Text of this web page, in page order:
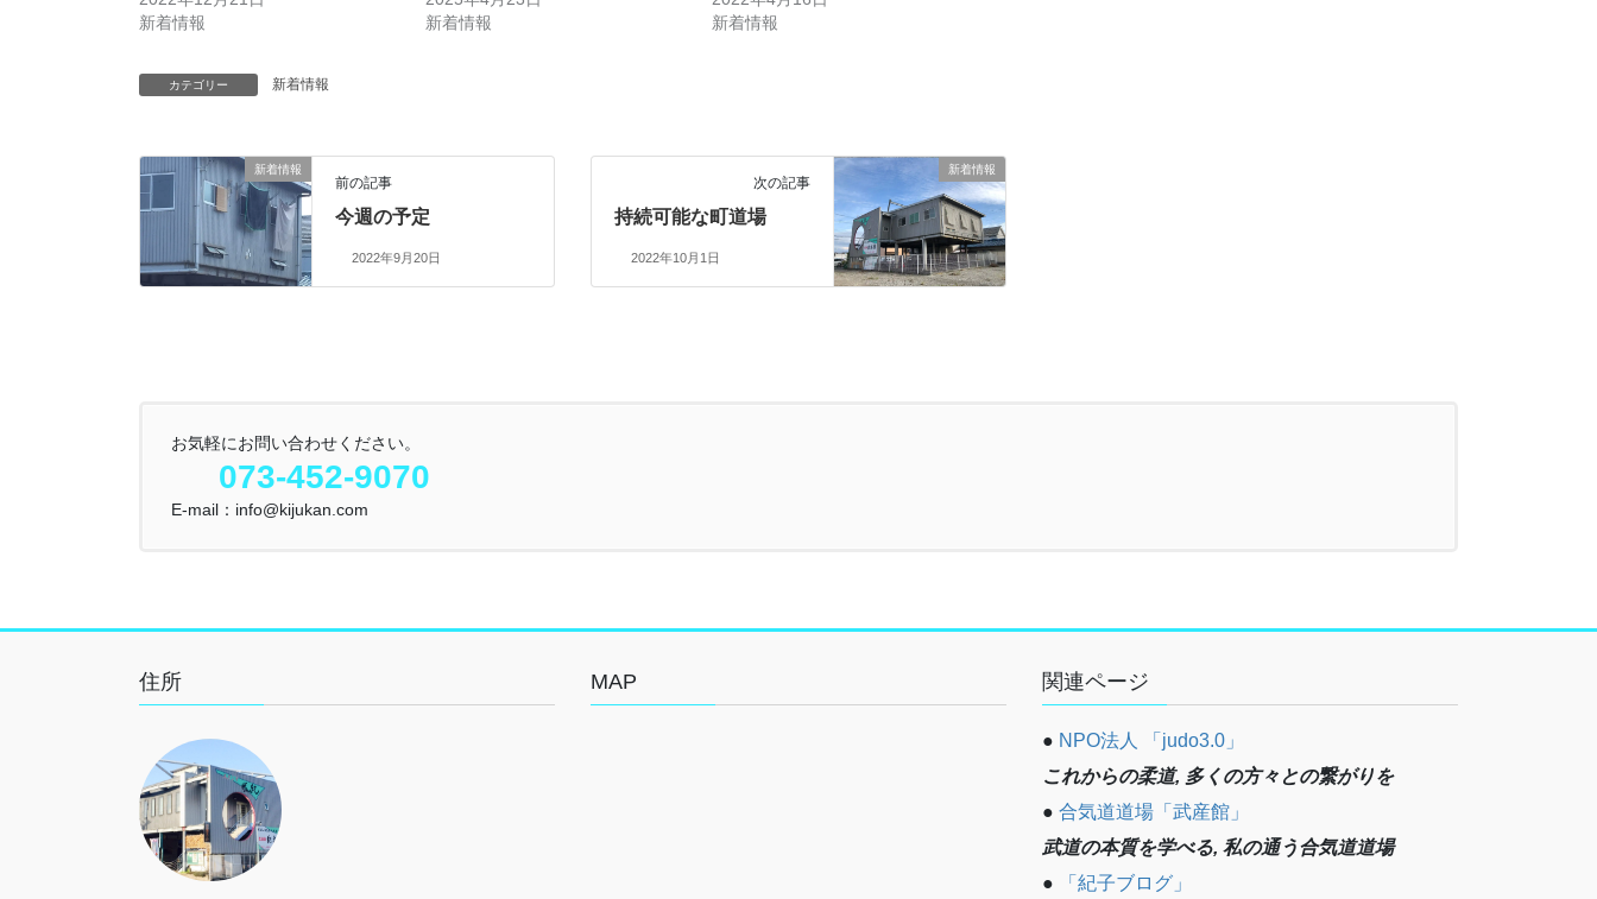
新着情報
新着情報
新着情報
カテゴリー 新着情報
新着情報
前の記事
今週の予定
2022年9月20日
新着情報
次の記事
持続可能な町道場
2022年10月1日
お気軽にお問い合わせください。
073-452-9070
E-mail：info@kijukan.com
住所 MAP 関連ページ
● NPO法人 「judo3.0」
これからの柔道, 多くの方々との繋がりを
● 合気道道場「武産館」
武道の本質を学べる, 私の通う合気道道場
●
「紀子ブログ」